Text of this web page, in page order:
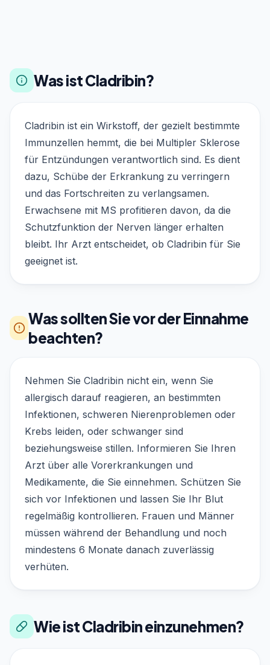
Was ist Cladribin?
Cladribin ist ein Wirkstoff, der gezielt bestimmte
Immunzellen hemmt, die bei Multipler Sklerose
für Entzündungen verantwortlich sind. Es dient
dazu, Schübe der Erkrankung zu verringern
und das Fortschreiten zu verlangsamen.
Erwachsene mit MS profitieren davon, da die
Schutzfunktion der Nerven länger erhalten
bleibt. Ihr Arzt entscheidet, ob Cladribin für Sie
geeignet ist.
Was sollten Sie vor der Einnahme
beachten?
Nehmen Sie Cladribin nicht ein, wenn Sie
allergisch darauf reagieren, an bestimmten
Infektionen, schweren Nierenproblemen oder
Krebs leiden, oder schwanger sind
beziehungsweise stillen. Informieren Sie Ihren
Arzt über alle Vorerkrankungen und
Medikamente, die Sie einnehmen. Schützen Sie
sich vor Infektionen und lassen Sie Ihr Blut
regelmäßig kontrollieren. Frauen und Männer
müssen während der Behandlung und noch
mindestens 6 Monate danach zuverlässig
verhüten.
Wie ist Cladribin einzunehmen?